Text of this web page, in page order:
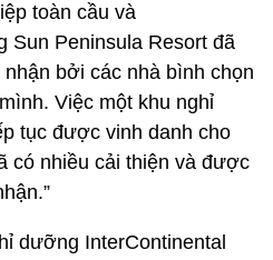
toàn cầu và
Sun Peninsula Resort đã
bởi các nhà bình chọn
Việc một khu nghỉ
tục được vinh danh cho
có nhiều cải thiện và được
dưỡng InterContinental